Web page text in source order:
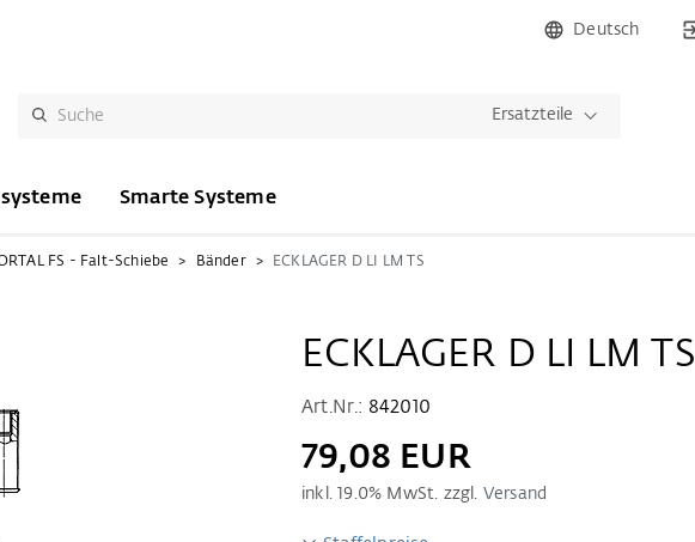
Deutsch
Ersatzteile
Smarte Systeme
FS - Falt-Schiebe Bänder ECKLAGER D LI LM TS
ECKLAGER D LI LM TS
Art.Nr.: 842010
79,08 EUR
inkl. 19.0% MwSt. zzgl. Versand